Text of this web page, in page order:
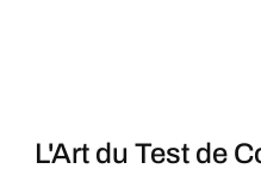
L'Art du Test de